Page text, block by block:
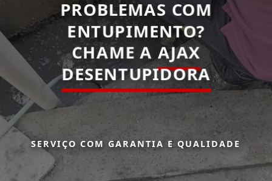
PROBLEMAS COM
ENTUPIMENTO?
CHAME A AJAX
DESENTUPIDORA
SERVIÇO COM GARANTIA E QUALIDADE